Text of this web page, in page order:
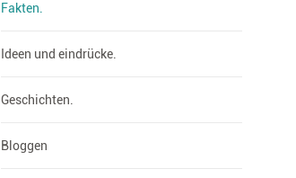
Fakten.
Ideen und eindrücke.
Geschichten.
Bloggen